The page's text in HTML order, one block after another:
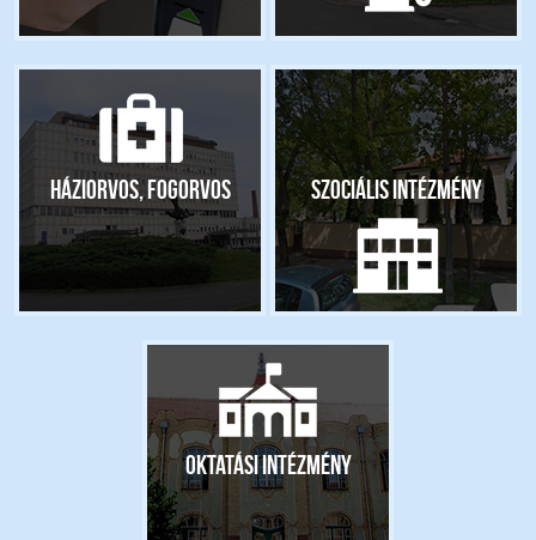
Háziorvos, fogorvos Szociális intézmény
Oktatási intézmény